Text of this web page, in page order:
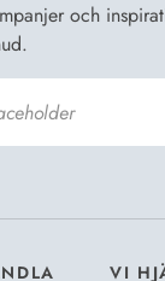
och
VI